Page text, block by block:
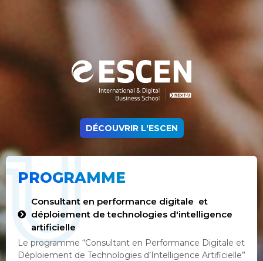
DÉCOUVRIR L'ESCEN
PROGRAMME
Consultant en performance digitale et
déploiement de technologies d'intelligence
artificielle
Le programme “Consultant en Performance Digitale et
Déploiement de Technologies d’Intelligence Artificielle”